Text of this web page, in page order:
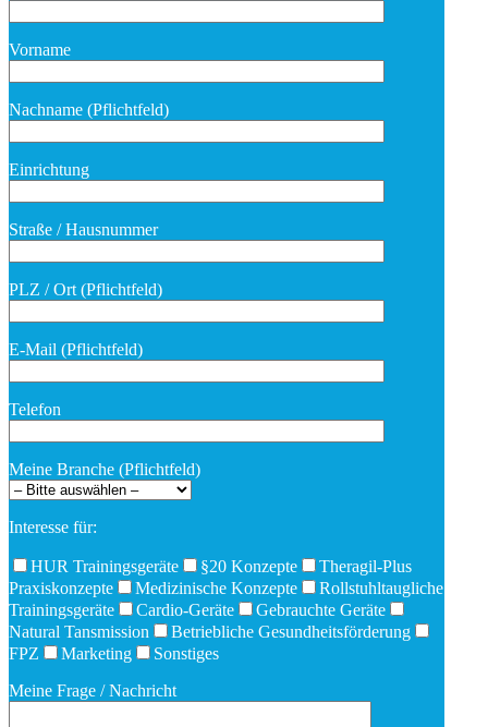
Vorname
Nachname (Pflichtfeld)
Einrichtung
Straße / Hausnummer
PLZ / Ort (Pflichtfeld)
E-Mail (Pflichtfeld)
Telefon
Meine Branche (Pflichtfeld)
Interesse für:
HUR Trainingsgeräte §20 Konzepte
Theragil-Plus
Praxiskonzepte
Medizinische Konzepte
Rollstuhltaugliche
Trainingsgeräte
Cardio-Geräte
Gebrauchte Geräte
Natural Tansmission
Betriebliche Gesundheitsförderung
FPZ
Marketing
Sonstiges
Meine Frage / Nachricht